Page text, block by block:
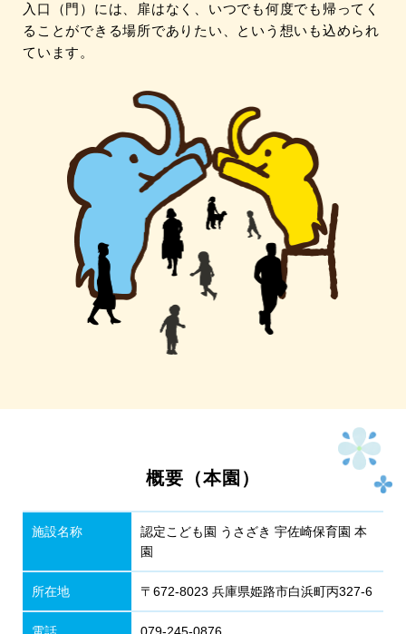
入口（門）には、扉はなく、いつでも何度でも帰ってく
ることができる場所でありたい、という想いも込められ
ています。
概要（本園）
施設名称
認定こども園 うさざき 宇佐崎保育園 本
園
所在地 〒672-8023 兵庫県姫路市白浜町丙327-6